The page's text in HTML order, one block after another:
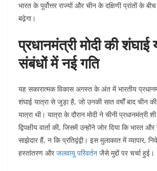
भारत के पूर्वोत्तर राज्यों और चीन के दक्षिणी प्रांतों के
बढ़ेगा।
प्रधानमंत्री मोदी की शंघाई
संबंधों में नई गति
यह सकारात्मक विकास अगस्त के अंत में भारतीय
शंघाई यात्रा से जुड़ा है, जो उनकी सात वर्षों बाद चीन
यात्रा थी। यात्रा के दौरान मोदी ने चीनी प्रधानमंत्री
द्विपक्षीय वार्ता की, जिसमें उन्होंने जोर दिया कि भारत
साझेदार हैं, न कि प्रतिद्वंद्वी। इस मुलाकात में व्यापार,
हस्तांतरण औरजलवायु परिवर्तन जैसे मुद्दों पर चर्चा हुई।